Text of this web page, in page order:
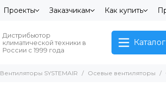
Проекты Заказчикам Как купить
Дистрибьютор
климатической техники в
России с 1999 года
Каталог
Вентиляторы SYSTEMAIR Осевые вентиляторы